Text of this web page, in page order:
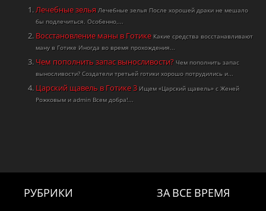
Лечебные зелья Лечебные зелья После хорошей драки не мешало
бы подлечиться. Особенно,...
Восстановление маны в Готике Какие средства восстанавливают
ману в Готике Иногда во время прохождения...
Чем пополнить запас выносливости? Чем пополнить запас
выносливости? Создатели третьей готики хорошо потрудились и...
Царский щавель в Готике 3 Ищем «Царский щавель» с Женей
Рожковым и admin Всем добра!...
РУБРИКИ ЗА ВСЕ ВРЕМЯ